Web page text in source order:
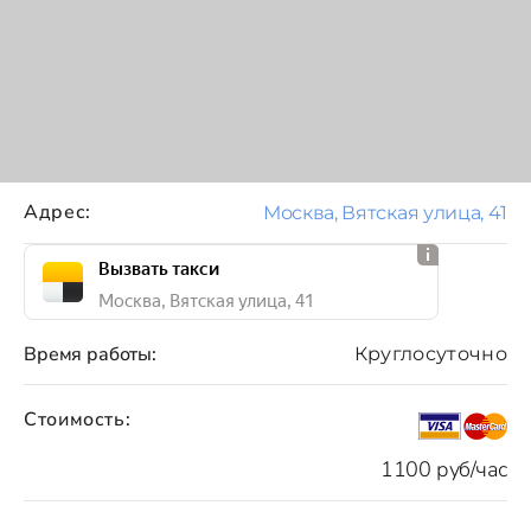
Стоимость:
1100 руб/час
Время работы: Круглосуточно
Адрес: Москва, Вятская улица, 41
Вызвать такси
Москва, Вятская улица, 41